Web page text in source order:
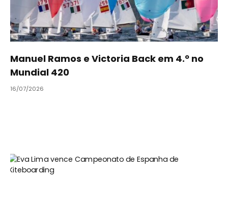
Manuel Ramos e Victoria Back em 4.º no
Mundial 420
16/07/2026